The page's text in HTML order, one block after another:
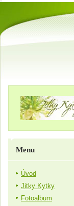
Menu
Úvod
Jitky Kytky
Fotoalbum